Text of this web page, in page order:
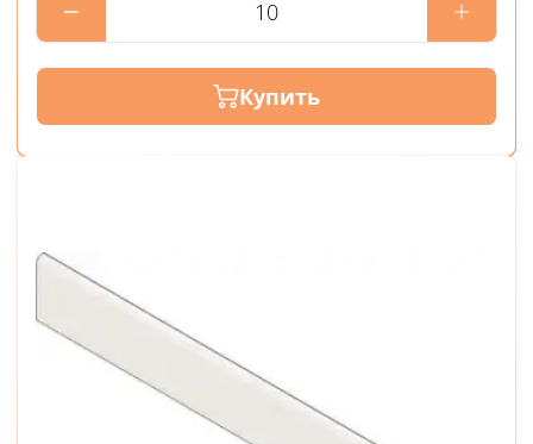
Купить